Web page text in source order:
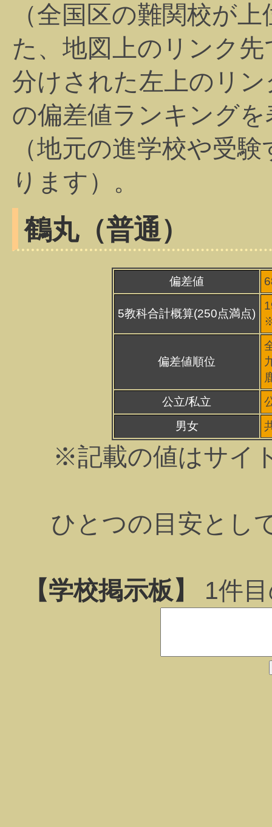
（全国区の難関校が
た、地図上のリンク
分けされた左上のリ
の偏差値ランキング
（地元の進学校や受
ります）。
鶴丸（普通）
偏差値
5教科合計概算(250点満点)
偏差値順位
公立/私立
男女
※記載の値はサイ
ひとつの目安とし
【学校掲示板】 1件